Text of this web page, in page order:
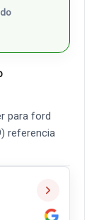
para ford
referencia